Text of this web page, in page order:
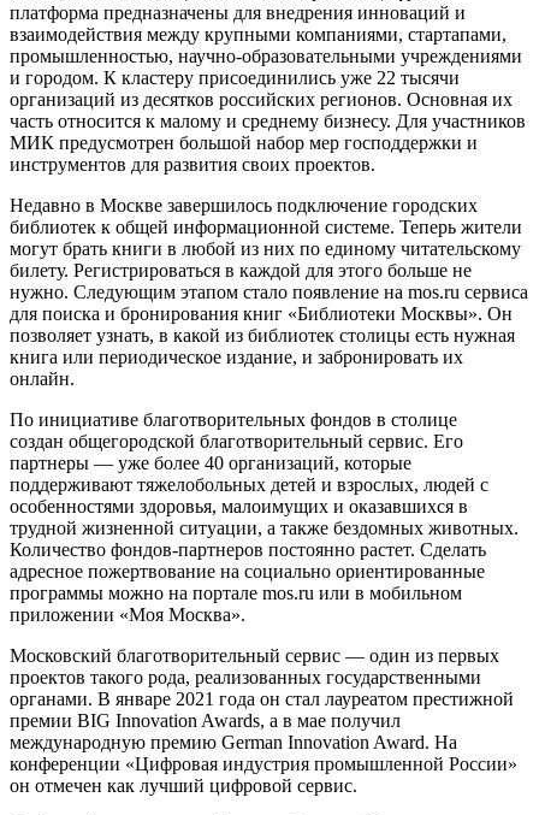
платформа предназначены для внедрения инноваций и
взаимодействия между крупными компаниями, стартапами,
промышленностью, научно-образовательными учреждениями
и городом. К кластеру присоединились уже 22 тысячи
организаций из десятков российских регионов. Основная их
часть относится к малому и среднему бизнесу. Для участников
МИК предусмотрен большой набор мер господдержки и
инструментов для развития своих проектов.
Недавно в Москве завершилось подключение городских
библиотек к общей информационной системе. Теперь жители
могут брать книги в любой из них по единому читательскому
билету. Регистрироваться в каждой для этого больше не
нужно. Следующим этапом стало появление на mos.ru сервиса
для поиска и бронирования книг «Библиотеки Москвы». Он
позволяет узнать, в какой из библиотек столицы есть нужная
книга или периодическое издание, и забронировать их
онлайн.
По инициативе благотворительных фондов в столице
создан общегородской благотворительный сервис. Его
партнеры — уже более 40 организаций, которые
поддерживают тяжелобольных детей и взрослых, людей с
особенностями здоровья, малоимущих и оказавшихся в
трудной жизненной ситуации, а также бездомных животных.
Количество фондов-партнеров постоянно растет. Сделать
адресное пожертвование на социально ориентированные
программы можно на портале mos.ru или в мобильном
приложении «Моя Москва».
Московский благотворительный сервис — один из первых
проектов такого рода, реализованных государственными
органами. В январе 2021 года он стал лауреатом престижной
премии BIG Innovation Awards, а в мае получил
международную премию German Innovation Award. На
конференции «Цифровая индустрия промышленной России»
он отмечен как лучший цифровой сервис.